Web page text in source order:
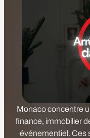
Monaco concentre
finance, immobilier
événementiel. Ces